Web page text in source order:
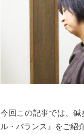
今回この記事では、
ル・バランス』をご紹